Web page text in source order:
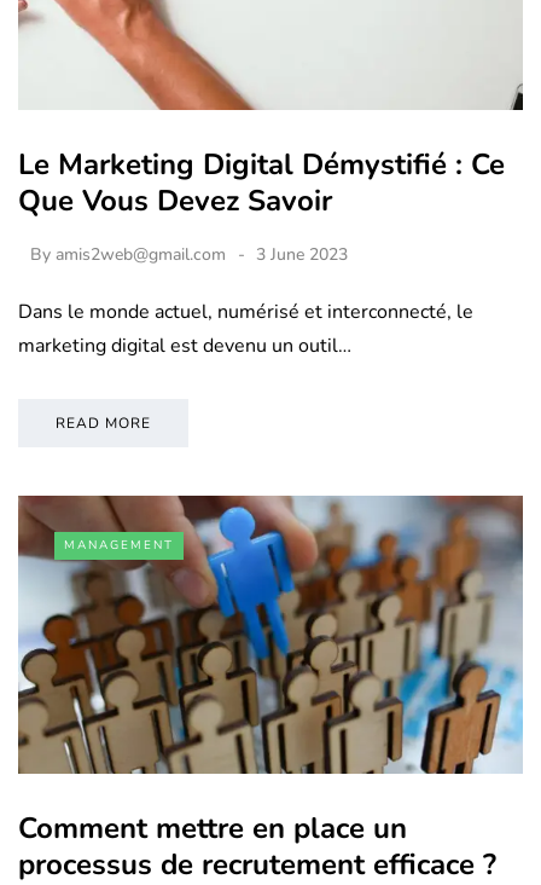
Le Marketing Digital Démystifié : Ce
Que Vous Devez Savoir
By amis2web@gmail.com 3 June 2023
Dans le monde actuel, numérisé et interconnecté, le
marketing digital est devenu un outil…
READ MORE
MANAGEMENT
Comment mettre en place un
processus de recrutement efficace ?